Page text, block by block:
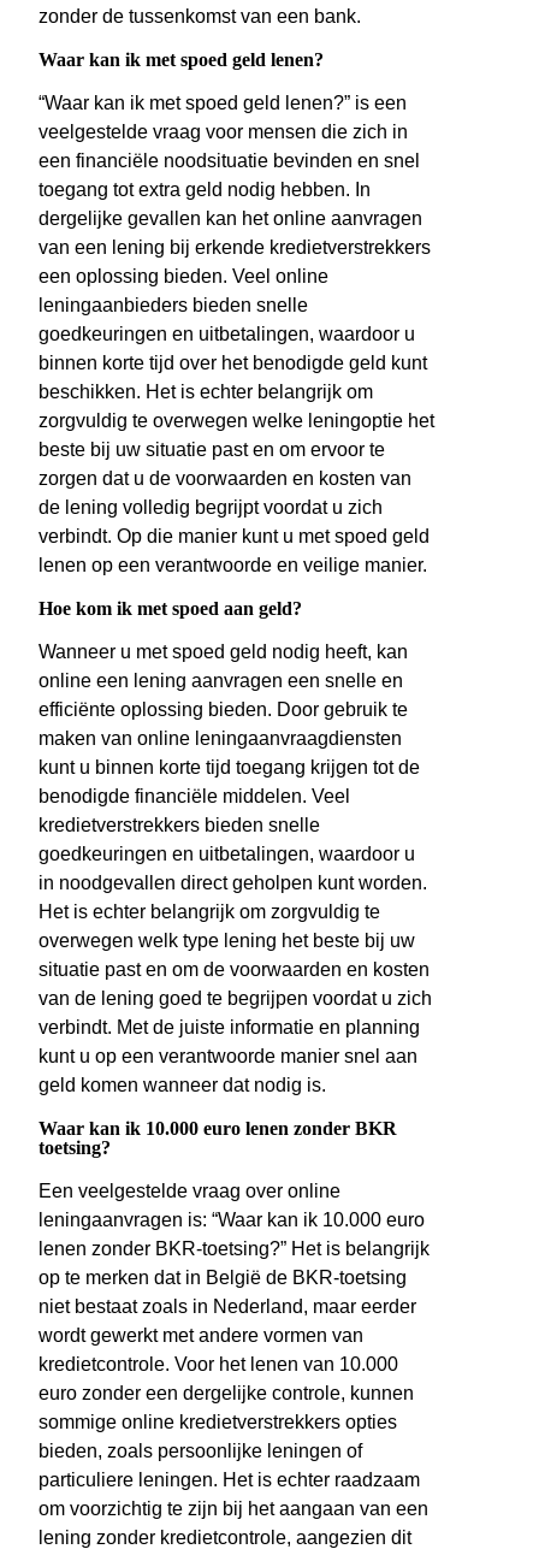
zonder de tussenkomst van een bank.
Waar kan ik met spoed geld lenen?
“Waar kan ik met spoed geld lenen?” is een
veelgestelde vraag voor mensen die zich in
een financiële noodsituatie bevinden en snel
toegang tot extra geld nodig hebben. In
dergelijke gevallen kan het online aanvragen
van een lening bij erkende kredietverstrekkers
een oplossing bieden. Veel online
leningaanbieders bieden snelle
goedkeuringen en uitbetalingen, waardoor u
binnen korte tijd over het benodigde geld kunt
beschikken. Het is echter belangrijk om
zorgvuldig te overwegen welke leningoptie het
beste bij uw situatie past en om ervoor te
zorgen dat u de voorwaarden en kosten van
de lening volledig begrijpt voordat u zich
verbindt. Op die manier kunt u met spoed geld
lenen op een verantwoorde en veilige manier.
Hoe kom ik met spoed aan geld?
Wanneer u met spoed geld nodig heeft, kan
online een lening aanvragen een snelle en
efficiënte oplossing bieden. Door gebruik te
maken van online leningaanvraagdiensten
kunt u binnen korte tijd toegang krijgen tot de
benodigde financiële middelen. Veel
kredietverstrekkers bieden snelle
goedkeuringen en uitbetalingen, waardoor u
in noodgevallen direct geholpen kunt worden.
Het is echter belangrijk om zorgvuldig te
overwegen welk type lening het beste bij uw
situatie past en om de voorwaarden en kosten
van de lening goed te begrijpen voordat u zich
verbindt. Met de juiste informatie en planning
kunt u op een verantwoorde manier snel aan
geld komen wanneer dat nodig is.
Waar kan ik 10.000 euro lenen zonder BKR
toetsing?
Een veelgestelde vraag over online
leningaanvragen is: “Waar kan ik 10.000 euro
lenen zonder BKR-toetsing?” Het is belangrijk
op te merken dat in België de BKR-toetsing
niet bestaat zoals in Nederland, maar eerder
wordt gewerkt met andere vormen van
kredietcontrole. Voor het lenen van 10.000
euro zonder een dergelijke controle, kunnen
sommige online kredietverstrekkers opties
bieden, zoals persoonlijke leningen of
particuliere leningen. Het is echter raadzaam
om voorzichtig te zijn bij het aangaan van een
lening zonder kredietcontrole, aangezien dit